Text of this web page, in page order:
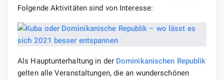
Folgende Aktivitäten sind von Interesse:
Als Hauptunterhaltung in der Dominikanischen Republik
gelten alle Veranstaltungen, die an wunderschönen